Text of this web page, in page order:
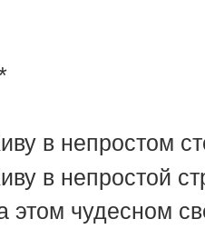
в непростом
в непростой
этом чудесном